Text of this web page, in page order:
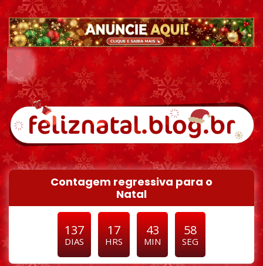
Pular para o conteúdo
Contagem regressiva para o
Natal
137
DIAS
17
HRS
43
MIN
56
SEG